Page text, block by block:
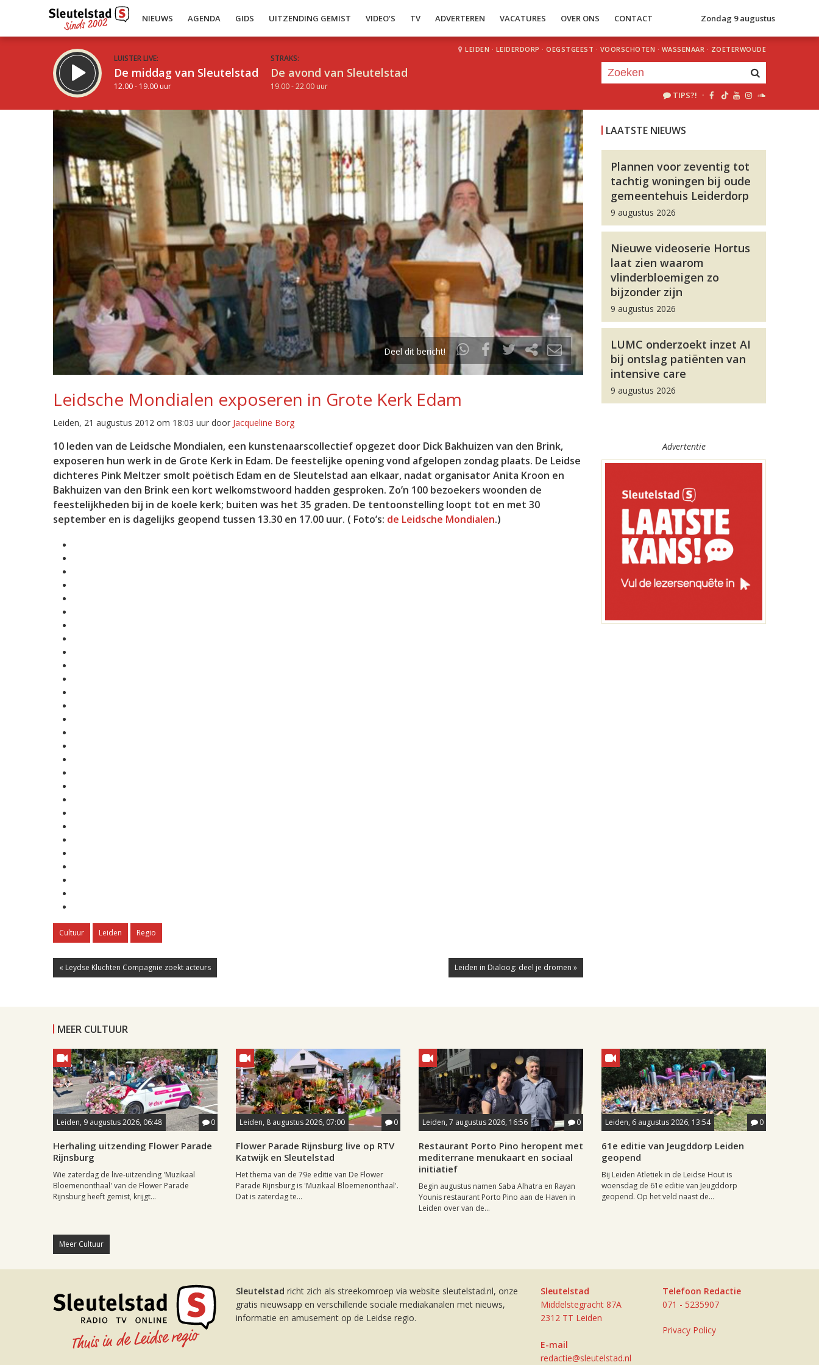
NIEUWS AGENDA GIDS UITZENDING GEMIST VIDEO’S TV ADVERTEREN VACATURES OVER ONS CONTACT Zondag 9 augustus
LUISTER LIVE:
De middag van Sleutelstad
12.00 - 19.00 uur
STRAKS:
De avond van Sleutelstad
19.00 - 22.00 uur
LEIDEN · LEIDERDORP · OEGSTGEEST · VOORSCHOTEN · WASSENAAR · ZOETERWOUDE
TIPS?! ·
Inklappen
Deel dit bericht!
Leidsche Mondialen exposeren in Grote Kerk Edam
Leiden, 21 augustus 2012 om 18:03 uur door Jacqueline Borg
10 leden van de Leidsche Mondialen, een kunstenaarscollectief opgezet door Dick Bakhuizen van den Brink,
exposeren hun werk in de Grote Kerk in Edam. De feestelijke opening vond afgelopen zondag plaats. De Leidse
dichteres Pink Meltzer smolt poëtisch Edam en de Sleutelstad aan elkaar, nadat organisator Anita Kroon en
Bakhuizen van den Brink een kort welkomstwoord hadden gesproken. Zo’n 100 bezoekers woonden de
feestelijkheden bij in de koele kerk; buiten was het 35 graden. De tentoonstelling loopt tot en met 30
september en is dagelijks geopend tussen 13.30 en 17.00 uur. ( Foto’s: de Leidsche Mondialen.)
Cultuur Leiden Regio
« Leydse Kluchten Compagnie zoekt acteurs Leiden in Dialoog: deel je dromen »
LAATSTE NIEUWS
Plannen voor zeventig tot
tachtig woningen bij oude
gemeentehuis Leiderdorp
9 augustus 2026
Nieuwe videoserie Hortus
laat zien waarom
vlinderbloemigen zo
bijzonder zijn
9 augustus 2026
LUMC onderzoekt inzet AI
bij ontslag patiënten van
intensive care
9 augustus 2026
Advertentie
MEER CULTUUR
Leiden, 9 augustus 2026, 06:48 0
Herhaling uitzending Flower Parade
Rijnsburg
Wie zaterdag de live-uitzending 'Muzikaal
Bloemenonthaal' van de Flower Parade
Rijnsburg heeft gemist, krijgt...
Leiden, 8 augustus 2026, 07:00 0
Flower Parade Rijnsburg live op RTV
Katwijk en Sleutelstad
Het thema van de 79e editie van De Flower
Parade Rijnsburg is 'Muzikaal Bloemenonthaal'.
Dat is zaterdag te...
Leiden, 7 augustus 2026, 16:56 0
Restaurant Porto Pino heropent met
mediterrane menukaart en sociaal
initiatief
Begin augustus namen Saba Alhatra en Rayan
Younis restaurant Porto Pino aan de Haven in
Leiden over van de...
Leiden, 6 augustus 2026, 13:54 0
61e editie van Jeugddorp Leiden
geopend
Bij Leiden Atletiek in de Leidse Hout is
woensdag de 61e editie van Jeugddorp
geopend. Op het veld naast de...
Meer Cultuur
Sleutelstad richt zich als streekomroep via website sleutelstad.nl, onze
gratis nieuwsapp en verschillende sociale mediakanalen met nieuws,
informatie en amusement op de Leidse regio.
Sleutelstad
Middelstegracht 87A
2312 TT Leiden
E-mail
redactie@sleutelstad.nl
Telefoon Redactie
071 - 5235907
Privacy Policy